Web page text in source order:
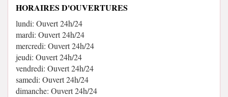
HORAIRES D'OUVERTURES
lundi: Ouvert 24h/24
mardi: Ouvert 24h/24
mercredi: Ouvert 24h/24
jeudi: Ouvert 24h/24
vendredi: Ouvert 24h/24
samedi: Ouvert 24h/24
dimanche: Ouvert 24h/24